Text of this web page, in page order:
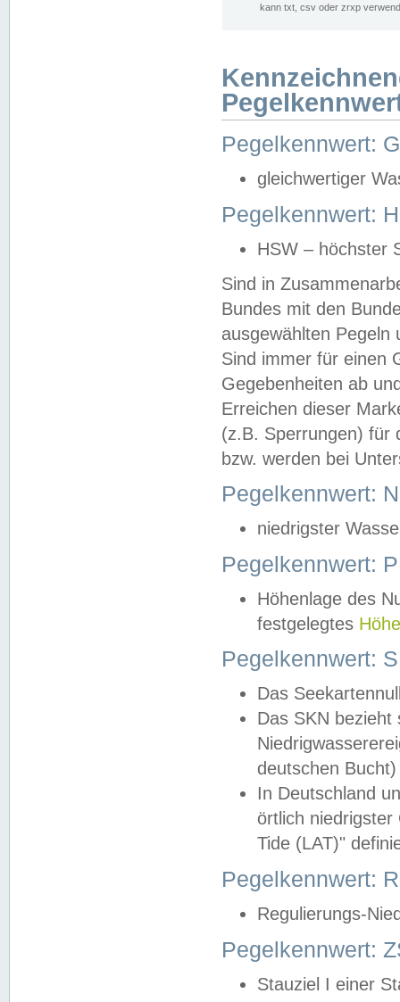
kann txt, csv oder zrxp
Pegelkennwert:
gleichwertiger
Pegelkennwert:
HSW – höchster
Sind in
Bundes mit den
ausgewählten
Sind immer für einen
Gegebenheiten ab
Erreichen dieser
(z.B. Sperrungen) für
bzw. werden bei
Pegelkennwert:
niedrigster
Pegelkennwert:
Höhenlage des
festgelegtes
Pegelkennwert:
Das
Das SKN
deutschen
In Deutschland
örtlich
Tide (LAT)"
Pegelkennwert:
Regulierungs-
Pegelkennwert:
Stauziel I einer